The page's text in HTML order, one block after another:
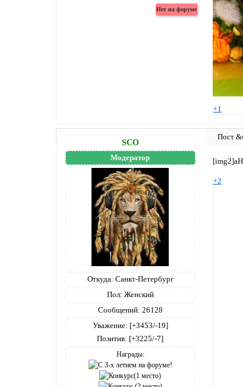
+1
SCO
Модератор
Откуда: Санкт-Петербург
Пол: Женский
Сообщений: 26128
Уважение: [+3453/-19]
Позитив: [+3225/-7]
Награды:
+2